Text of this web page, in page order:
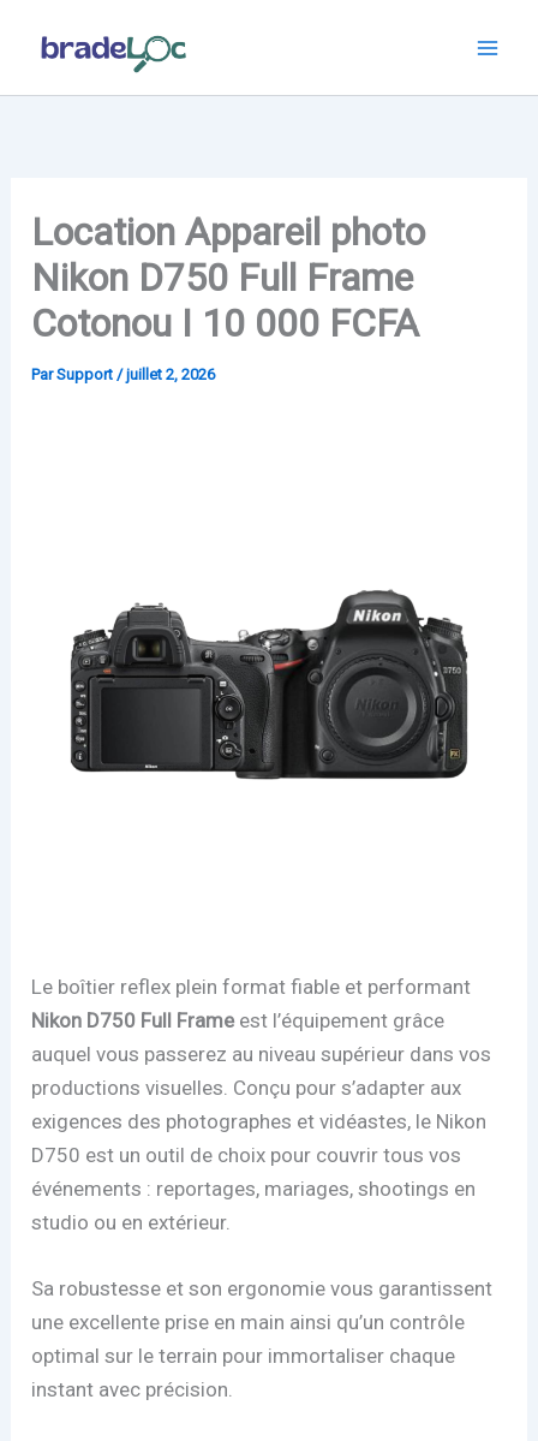
Location Appareil photo
Nikon D750 Full Frame
Cotonou I 10 000 FCFA
ParSupport /juillet 2, 2026
Le boîtier reflex plein format fiable et performant
Nikon D750 Full Frame est l’équipement grâce
auquel vous passerez au niveau supérieur dans vos
productions visuelles. Conçu pour s’adapter aux
exigences des photographes et vidéastes, le Nikon
D750 est un outil de choix pour couvrir tous vos
événements : reportages, mariages, shootings en
studio ou en extérieur.
Sa robustesse et son ergonomie vous garantissent
une excellente prise en main ainsi qu’un contrôle
optimal sur le terrain pour immortaliser chaque
instant avec précision.